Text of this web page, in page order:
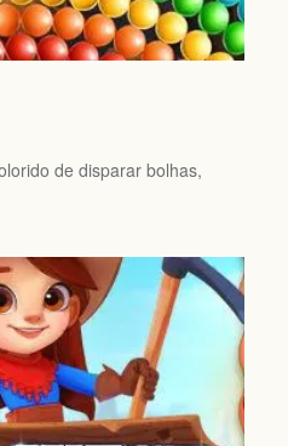
de disparar bolhas,